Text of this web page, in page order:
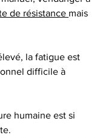
de résistance mais
la fatigue est
difficile à
humaine est si